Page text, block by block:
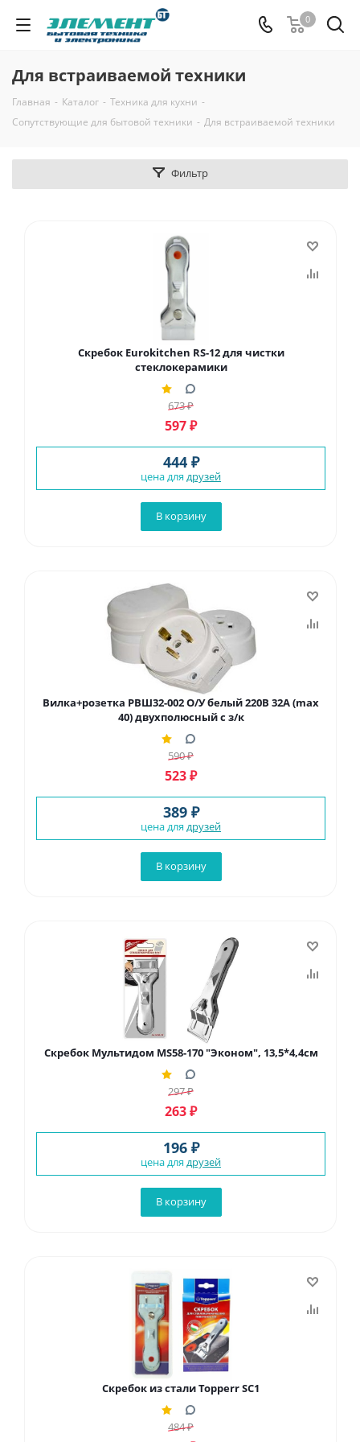
0
Для встраиваемой техники
Главная - Каталог - Техника для кухни -
Сопутствующие для бытовой техники - Для встраиваемой техники
Фильтр
Скребок Eurokitchen RS-12 для чистки
стеклокерамики
673₽
597₽
444 ₽
цена для друзей
В корзину
Вилка+розетка РВШ32-002 О/У белый 220В 32А (max
40) двухполюсный с з/к
590₽
523₽
389 ₽
цена для друзей
В корзину
Скребок Мультидом MS58-170 "Эконом", 13,5*4,4см
297₽
263₽
196 ₽
цена для друзей
В корзину
Скребок из стали Topperr SC1
484₽